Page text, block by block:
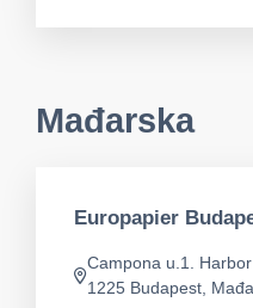
Mađarska
Europapier
app.address
Campona u.1.
1225 Budapest,